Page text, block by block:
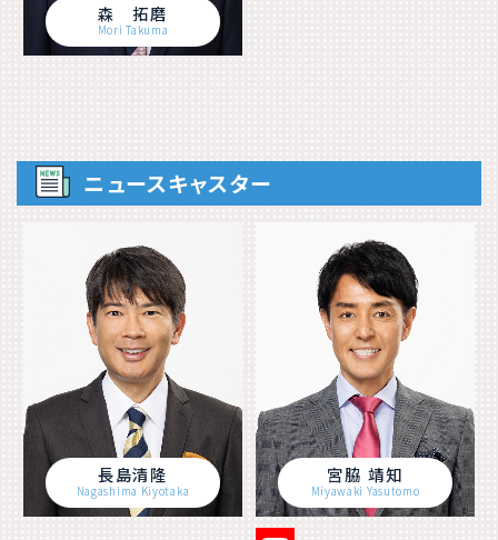
森 拓磨
Mori Takuma
ニュースキャスター
長島清隆
Nagashima Kiyotaka
宮脇 靖知
Miyawaki Yasutomo